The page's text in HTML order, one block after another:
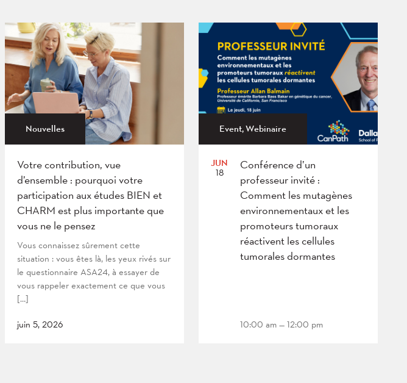
Nouvelles
Votre contribution, vue
d’ensemble : pourquoi votre
participation aux études BIEN et
CHARM est plus importante que
vous ne le pensez
Vous connaissez sûrement cette
situation : vous êtes là, les yeux rivés sur
le questionnaire ASA24, à essayer de
vous rappeler exactement ce que vous
[…]
juin 5, 2026
Event, Webinaire
JUN
18
Conférence d’un
professeur invité :
Comment les mutagènes
environnementaux et les
promoteurs tumoraux
réactivent les cellules
tumorales dormantes
10:00 am — 12:00 pm